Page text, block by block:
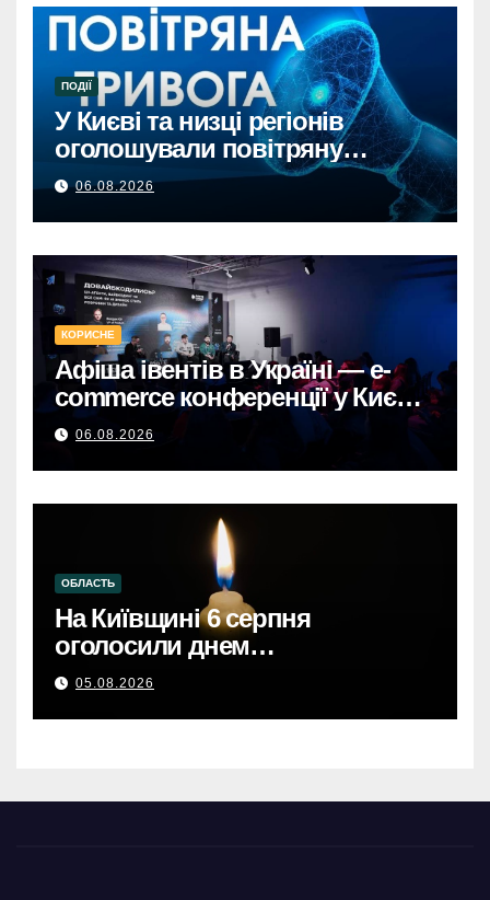
ПОДІЇ
У Києві та низці регіонів
оголошували повітряну
тривогу через загрозу
балістикиПовітряна тривога в
Києві та регіонах: загроза
балістичної атаки.
06.08.2026
КОРИСНЕ
Афіша івентів в Україні — e-
commerce конференції у Києві,
що формують майбутнє
онлайн-торгівлі.
06.08.2026
ОБЛАСТЬ
На Київщині 6 серпня
оголосили днем
жалобиКиївщина в жалобі: 6
серпня – день скорботи за
загиблими.
05.08.2026